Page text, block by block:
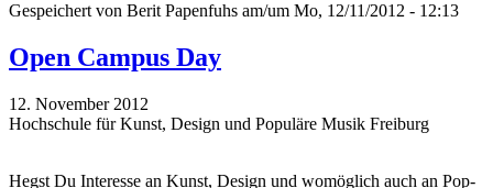
Gespeichert von Berit Papenfuhs am/um Mo, 12/11/2012 - 12:13
Open Campus Day
12. November 2012
Hochschule für Kunst, Design und Populäre Musik Freiburg
Hegst Du Interesse an Kunst, Design und womöglich auch an Pop-